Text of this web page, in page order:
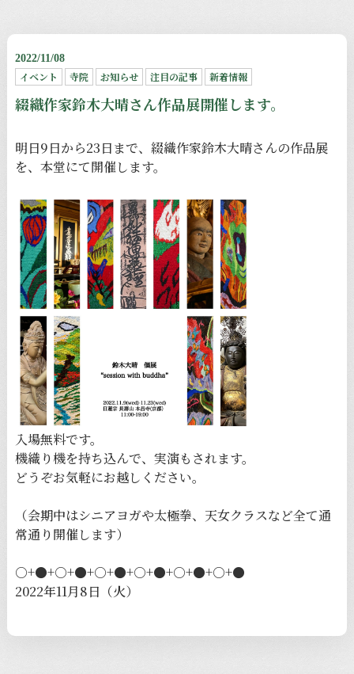
2022/11/08
イベント 寺院 お知らせ 注目の記事 新着情報
綴織作家鈴木大晴さん作品展開催します。
明日9日から23日まで、綴織作家鈴木大晴さんの作品展
を、本堂にて開催します。
入場無料です。
機織り機を持ち込んで、実演もされます。
どうぞお気軽にお越しください。
（会期中はシニアヨガや太極拳、天女クラスなど全て通
常通り開催します）
○+●+○+●+○+●+○+●+○+●+○+●
2022年11月8日（火）